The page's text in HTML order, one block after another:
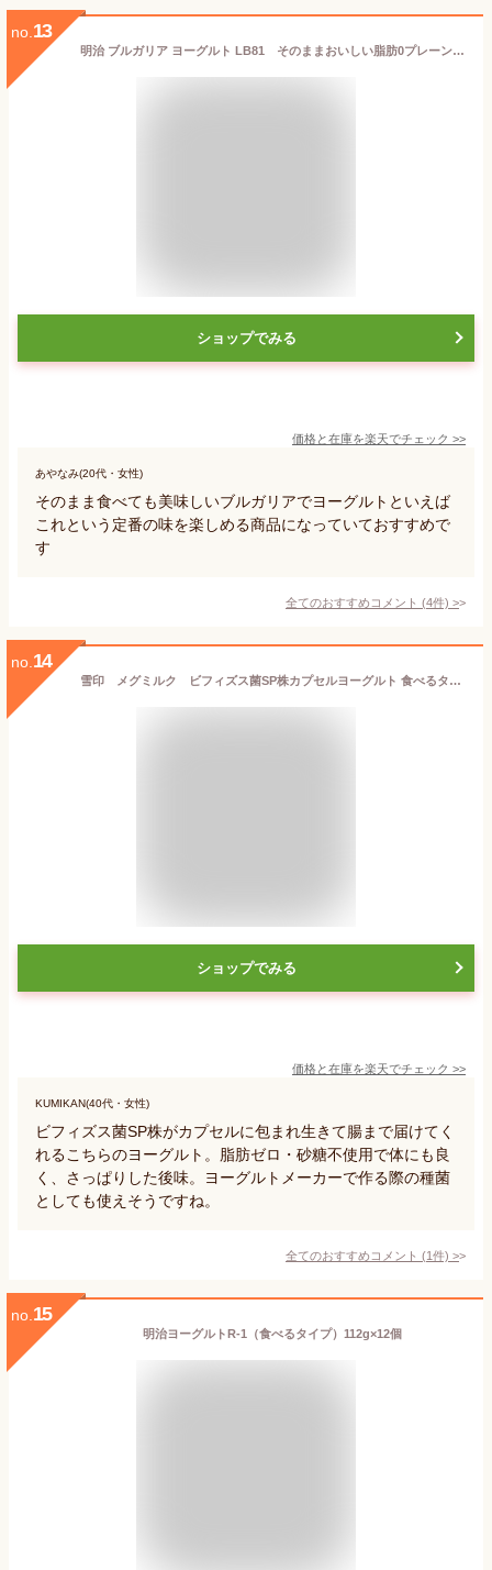
no. 13
明治 ブルガリア ヨーグルト LB81 そのままおいしい脂肪0プレーン 400g 6個入り meiji【クール便】
ショップでみる
価格と在庫を楽天でチェック >>
あやなみ(20代・女性)
そのまま食べても美味しいブルガリアでヨーグルトといえば
これという定番の味を楽しめる商品になっていておすすめで
す
全てのおすすめコメント (4件) >
no. 14
雪印 メグミルク ビフィズス菌SP株カプセルヨーグルト 食べるタイプ100g×12コ 【クール便】送料無料 ビフィズス菌SP株 機能性表示商品 脂肪ゼロ・砂糖不使用 恵 megumi
ショップでみる
価格と在庫を楽天でチェック >>
KUMIKAN(40代・女性)
ビフィズス菌SP株がカプセルに包まれ生きて腸まで届けてく
れるこちらのヨーグルト。脂肪ゼロ・砂糖不使用で体にも良
く、さっぱりした後味。ヨーグルトメーカーで作る際の種菌
としても使えそうですね。
全てのおすすめコメント (1件) >
no. 15
明治ヨーグルトR-1（食べるタイプ）112g×12個